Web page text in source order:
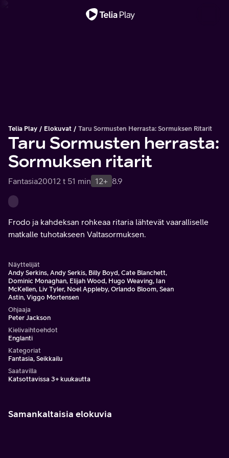
Telia Play Elokuvat Taru Sormusten Herrasta: Sormuksen Ritarit
Taru Sormusten herrasta:
Sormuksen ritarit
Fantasia20012 t 51 min 12+ 8.9
Frodo ja kahdeksan rohkeaa ritaria lähtevät vaaralliselle
matkalle tuhotakseen Valtasormuksen.
Näyttelijät
Andy Serkins, Andy Serkis, Billy Boyd, Cate Blanchett,
Dominic Monaghan, Elijah Wood, Hugo Weaving, Ian
McKellen, Liv Tyler, Noel Appleby, Orlando Bloom, Sean
Astin, Viggo Mortensen
Ohjaaja
Peter Jackson
Kielivaihtoehdot
Englanti
Kategoriat
Fantasia, Seikkailu
Saatavilla
Katsottavissa 3+ kuukautta
Samankaltaisia elokuvia